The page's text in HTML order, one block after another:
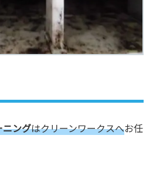
ニングはクリーンワークスへお任